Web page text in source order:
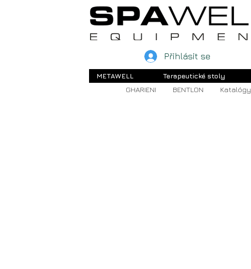
Přihlásit se
METAWELL Terapeutické stoly
GHARIENI
BENTLON Katalógy